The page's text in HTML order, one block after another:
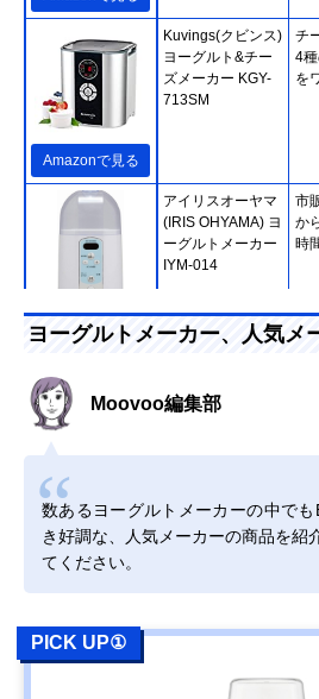
Amazonで見る
Kuvings(クビンス)
ヨーグルト&チー
ズメーカー KGY-
713SM
チ
4
を
Amazonで見る
アイリスオーヤマ
(IRIS OHYAMA) ヨ
ーグルトメーカー
‎IYM-014
市
か
時
Amazonで見る
ーグルトメーカー
Amazonで見る
トープラン(To-
PREMIUM TKSM-
コ
ヨーグルトメーカー、人気メ
Moovoo編集部
数あるヨーグルトメーカーの中で
き好調な、人気メーカーの商品を紹
てください。
PICK UP①